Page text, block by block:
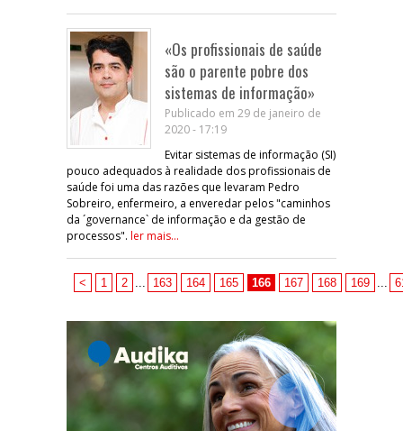
«Os profissionais de saúde
são o parente pobre dos
sistemas de informação»
Publicado em 29 de janeiro de
2020 - 17:19
Evitar sistemas de informação (SI)
pouco adequados à realidade dos profissionais de
saúde foi uma das razões que levaram Pedro
Sobreiro, enfermeiro, a enveredar pelos "caminhos
da ´governance` de informação e da gestão de
processos". ler mais...
< 1 2 163 164 165 166 167 168 169